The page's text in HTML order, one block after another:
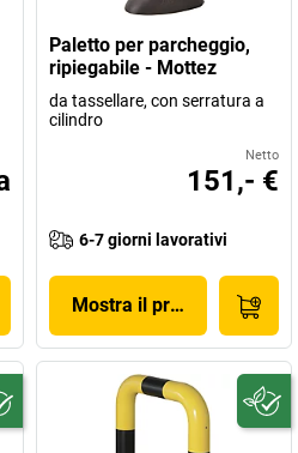
Paletto per parcheggio,
ripiegabile - Mottez
da tassellare, con serratura a
cilindro
Netto
151,- €
6-7 giorni lavorativi
Mostra il prodotto